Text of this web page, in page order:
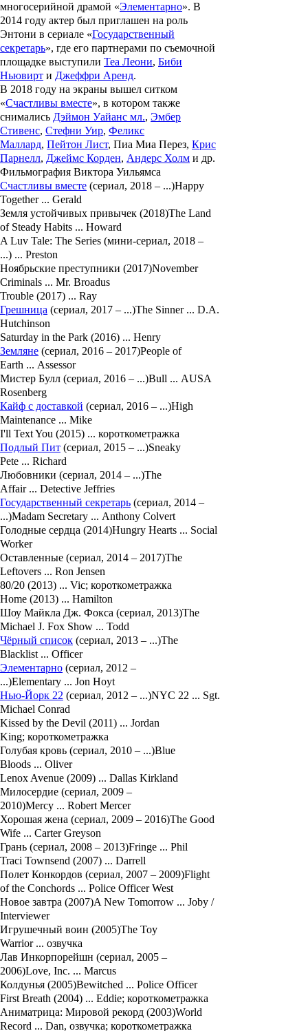
многосерийной драмой «Элементарно». В
2014 году актер был приглашен на роль
Энтони в сериале «Государственный
секретарь», где его партнерами по съемочной
площадке выступили Теа Леони, Биби
Ньювирт и Джеффри Аренд.
В 2018 году на экраны вышел ситком
«Счастливы вместе», в котором также
снимались Дэймон Уайанс мл., Эмбер
Стивенс, Стефни Уир, Феликс
Маллард, Пейтон Лист, Пиа Миа Перез, Крис
Парнелл, Джеймс Корден, Андерс Холм и др.
Фильмография Виктора Уильямса
Счастливы вместе (сериал, 2018 – ...)Happy
Together ... Gerald
Земля устойчивых привычек (2018)The Land
of Steady Habits ... Howard
A Luv Tale: The Series (мини-сериал, 2018 –
...) ... Preston
Ноябрьские преступники (2017)November
Criminals ... Mr. Broadus
Trouble (2017) ... Ray
Грешница (сериал, 2017 – ...)The Sinner ... D.A.
Hutchinson
Saturday in the Park (2016) ... Henry
Земляне (сериал, 2016 – 2017)People of
Earth ... Assessor
Мистер Булл (сериал, 2016 – ...)Bull ... AUSA
Rosenberg
Кайф с доставкой (сериал, 2016 – ...)High
Maintenance ... Mike
I'll Text You (2015) ... короткометражка
Подлый Пит (сериал, 2015 – ...)Sneaky
Pete ... Richard
Любовники (сериал, 2014 – ...)The
Affair ... Detective Jeffries
Государственный секретарь (сериал, 2014 –
...)Madam Secretary ... Anthony Colvert
Голодные сердца (2014)Hungry Hearts ... Social
Worker
Оставленные (сериал, 2014 – 2017)The
Leftovers ... Ron Jensen
80/20 (2013) ... Vic; короткометражка
Home (2013) ... Hamilton
Шоу Майкла Дж. Фокса (сериал, 2013)The
Michael J. Fox Show ... Todd
Чёрный список (сериал, 2013 – ...)The
Blacklist ... Officer
Элементарно (сериал, 2012 –
...)Elementary ... Jon Hoyt
Нью-Йорк 22 (сериал, 2012 – ...)NYC 22 ... Sgt.
Michael Conrad
Kissed by the Devil (2011) ... Jordan
King; короткометражка
Голубая кровь (сериал, 2010 – ...)Blue
Bloods ... Oliver
Lenox Avenue (2009) ... Dallas Kirkland
Милосердие (сериал, 2009 –
2010)Mercy ... Robert Mercer
Хорошая жена (сериал, 2009 – 2016)The Good
Wife ... Carter Greyson
Грань (сериал, 2008 – 2013)Fringe ... Phil
Traci Townsend (2007) ... Darrell
Полет Конкордов (сериал, 2007 – 2009)Flight
of the Conchords ... Police Officer West
Новое завтра (2007)A New Tomorrow ... Joby /
Interviewer
Игрушечный воин (2005)The Toy
Warrior ... озвучка
Лав Инкорпорейшн (сериал, 2005 –
2006)Love, Inc. ... Marcus
Колдунья (2005)Bewitched ... Police Officer
First Breath (2004) ... Eddie; короткометражка
Аниматрица: Мировой рекорд (2003)World
Record ... Dan, озвучка; короткометражка